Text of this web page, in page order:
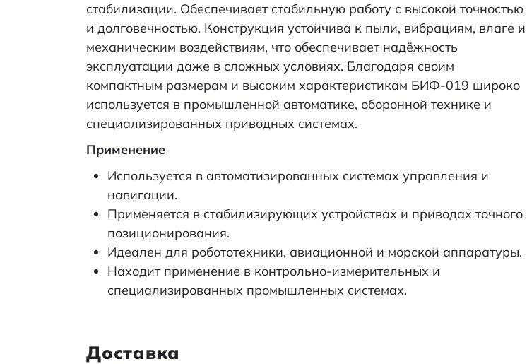
стабилизации. Обеспечивает стабильную работу с высокой точностью
и долговечностью. Конструкция устойчива к пыли, вибрациям, влаге и
механическим воздействиям, что обеспечивает надёжность
эксплуатации даже в сложных условиях. Благодаря своим
компактным размерам и высоким характеристикам БИФ-019 широко
используется в промышленной автоматике, оборонной технике и
специализированных приводных системах.
Применение
Используется в автоматизированных системах управления и
навигации.
Применяется в стабилизирующих устройствах и приводах точного
позиционирования.
Идеален для робототехники, авиационной и морской аппаратуры.
Находит применение в контрольно-измерительных и
специализированных промышленных системах.
Доставка